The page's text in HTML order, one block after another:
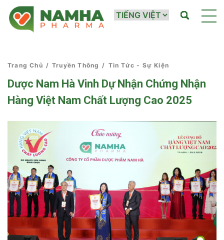
Trang Chủ / Truyền Thông / Tin Tức - Sự Kiện
Dược Nam Hà Vinh Dự Nhận Chứng Nhận
Hàng Việt Nam Chất Lượng Cao 2025